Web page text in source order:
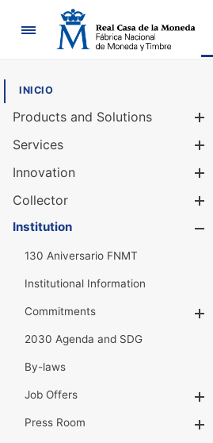
Navigation
INICIO
Products and Solutions
Services
Innovation
Collector
Institution
130 Aniversario FNMT
Institutional Information
Commitments
2030 Agenda and SDG
By-laws
Job Offers
Press Room